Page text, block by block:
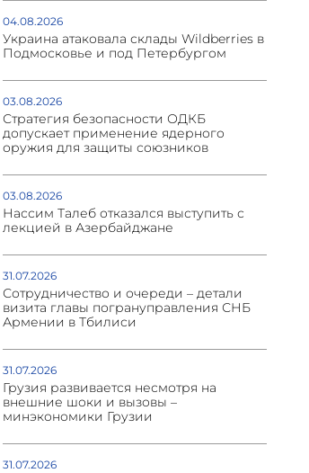
04.08.2026
Украина атаковала склады Wildberries в
Подмосковье и под Петербургом
03.08.2026
Стратегия безопасности ОДКБ
допускает применение ядерного
оружия для защиты союзников
03.08.2026
Нассим Талеб отказался выступить с
лекцией в Азербайджане
31.07.2026
Сотрудничество и очереди – детали
визита главы погрануправления СНБ
Армении в Тбилиси
31.07.2026
Грузия развивается несмотря на
внешние шоки и вызовы –
минэкономики Грузии
31.07.2026